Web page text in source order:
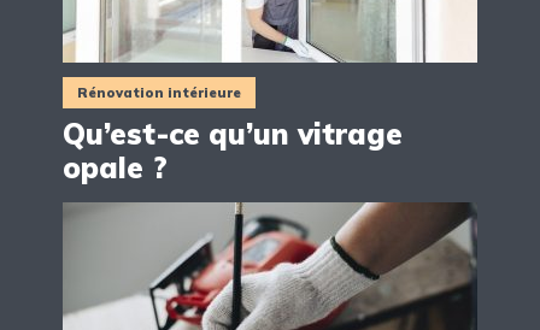
Rénovation intérieure
Qu’est-ce qu’un vitrage
opale ?